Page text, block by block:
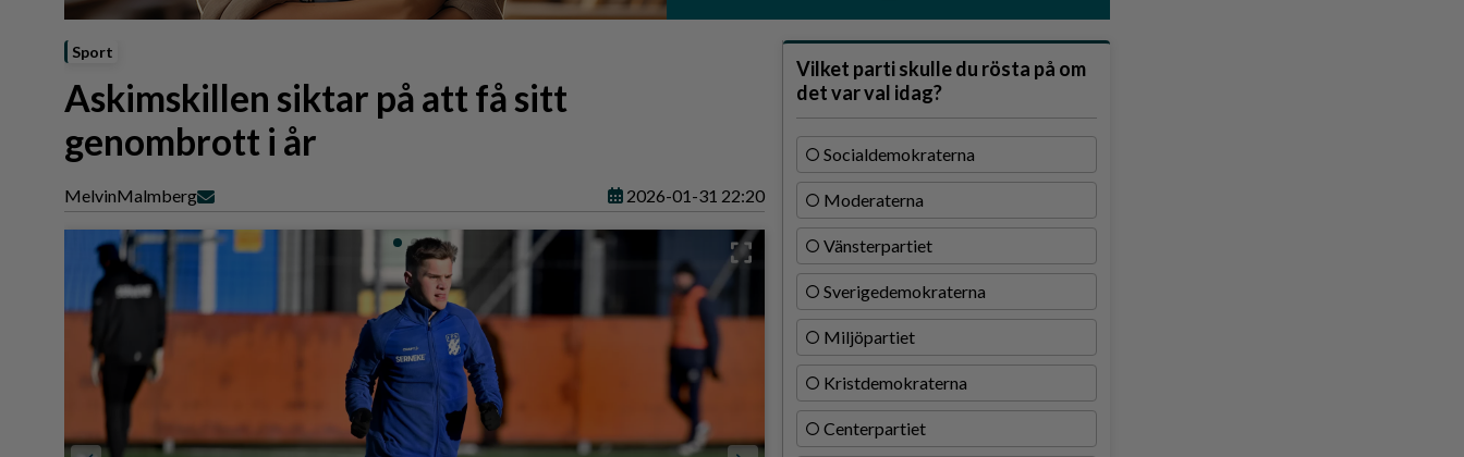
Sport
Sport
Askimskillen siktar på att få sitt
genombrott i år
MelvinMalmberg 2026-01-31 22:20
Vilket parti skulle du rösta på om
det var val idag?
Socialdemokraterna
Moderaterna
Vänsterpartiet
Sverigedemokraterna
Miljöpartiet
Kristdemokraterna
Centerpartiet